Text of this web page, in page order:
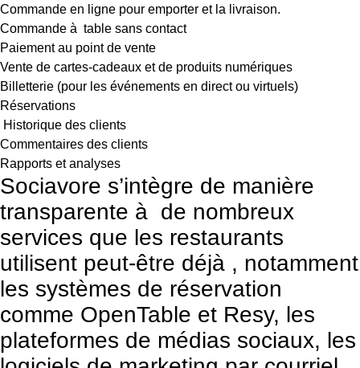
Commande en ligne pour emporter et la livraison.
Commande à table sans contact
Paiement au point de vente
Vente de cartes-cadeaux et de produits numériques
Billetterie (pour les événements en direct ou virtuels)
Réservations
Historique des clients
Commentaires des clients
Rapports et analyses
Sociavore s’intègre de manière
transparente à de nombreux
services que les restaurants
utilisent peut-être déjà , notamment
les systèmes de réservation
comme OpenTable et Resy, les
plateformes de médias sociaux, les